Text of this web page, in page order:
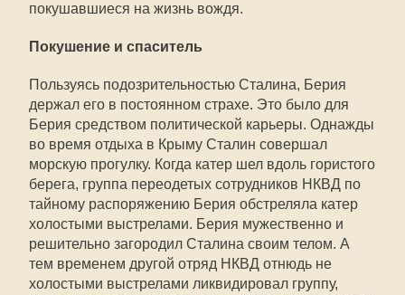
покушавшиеся на жизнь вождя.
Покушение и спаситель
Пользуясь подозрительностью Сталина, Берия
держал его в постоянном страхе. Это было для
Берия средством политической карьеры. Однажды
во время отдыха в Крыму Сталин совершал
морскую прогулку. Когда катер шел вдоль гористого
берега, группа переодетых сотрудников НКВД по
тайному распоряжению Берия обстреляла катер
холостыми выстрелами. Берия мужественно и
решительно загородил Сталина своим телом. А
тем временем другой отряд НКВД отнюдь не
холостыми выстрелами ликвидировал группу,